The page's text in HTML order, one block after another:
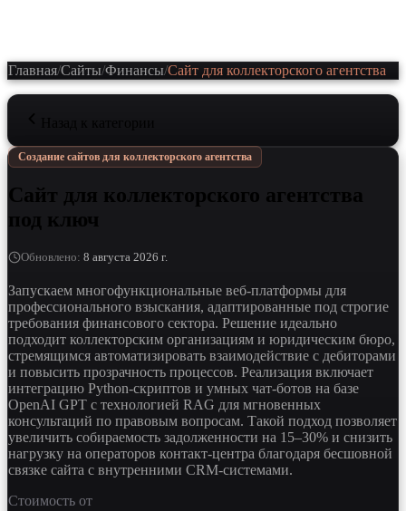
Главная/Сайты/Финансы/Сайт для коллекторского агентства
Создание сайтов для коллекторского агентства
Сайт для коллекторского агентства
под ключ
Обновлено: 8 августа 2026 г.
Запускаем многофункциональные веб-платформы для
профессионального взыскания, адаптированные под строгие
требования финансового сектора. Решение идеально
подходит коллекторским организациям и юридическим бюро,
стремящимся автоматизировать взаимодействие с дебиторами
и повысить прозрачность процессов. Реализация включает
интеграцию Python-скриптов и умных чат-ботов на базе
OpenAI GPT с технологией RAG для мгновенных
консультаций по правовым вопросам. Такой подход позволяет
увеличить собираемость задолженности на 15–30% и снизить
нагрузку на операторов контакт-центра благодаря бесшовной
связке сайта с внутренними CRM-системами.
Стоимость от